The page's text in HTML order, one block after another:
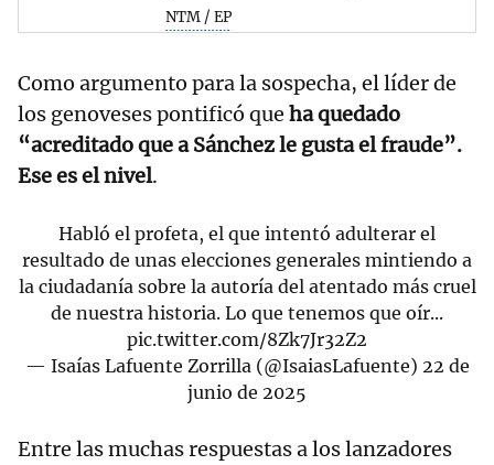
NTM / EP
Como argumento para la sospecha, el líder de
los genoveses pontificó que ha quedado
“acreditado que a Sánchez le gusta el fraude”.
Ese es el nivel.
Habló el profeta, el que intentó adulterar el
resultado de unas elecciones generales mintiendo a
la ciudadanía sobre la autoría del atentado más cruel
de nuestra historia. Lo que tenemos que oír...
pic.twitter.com/8Zk7Jr32Z2
— Isaías Lafuente Zorrilla (@IsaiasLafuente) 22 de
junio de 2025
Entre las muchas respuestas a los lanzadores